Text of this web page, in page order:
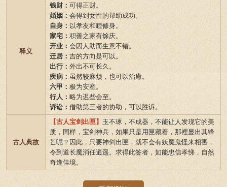
释义
钱财： 可得正财。
婚姻： 会得到女性的帮助成功。
自身： 以孝友和睦修身。
家宅： 积善之家有馀庆。
开业： 会因人助而生意不错。
迁居： 吉的方向是可以。
出行： 外出不可长久。
疾病： 虽然较麻烦，也可以治癒。
六甲： 极为安産。
行人： 略为迟些会至。
诉讼： 借助第三者的协助，可以胜诉。
古人典故
【古人宝剑出匣】 玉不琢，不成器，不能让人发现它的美
质，同样，宝剑神兵，如果只是用匣藏着，那裡显出其锋
芒呢？因此，只要神剑出匣，就不会有妖魔鬼怪来相害，
令到道长魔消任逍遥。求得此签者，如能忠信孝悌，自然
奇逢佳境。